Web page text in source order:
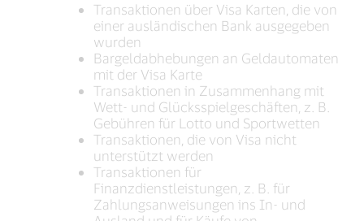
Transaktionen über Visa Karten, die von
einer ausländischen Bank ausgegeben
wurden
Bargeldabhebungen an Geldautomaten
mit der Visa Karte
Transaktionen in Zusammenhang mit
Wett- und Glücksspielgeschäften, z. B.
Gebühren für Lotto und Sportwetten
Transaktionen, die von Visa nicht
unterstützt werden
Transaktionen für
Finanzdienstleistungen, z. B. für
Zahlungsanweisungen ins In- und